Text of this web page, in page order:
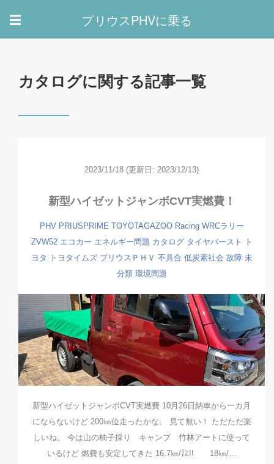
☰ プリウスPHVに乗る
カタログに関する記事一覧
2023/11/18 (更新日: 2023/12/13)
新型ハイゼットジャンボCVT実燃費！
PHV PRIUSPRIME TOYOTAGAZOO Racing WRCラリー
ZVW52 エコカー エネルギー問題 カタログ タイヤバースト
ト
ヨタ
トヨタイムズ プリウスＰＨＶ 不具合 低炭素社会 故障 未
分類 環境問題
新型ハイゼットジャンボCVT実燃費 10月26日納車から一カ月
にならないけど 200㎞位走ったかな。 見て無い！ ただただ楽
しいね。 今は山の柚子採り キャンプ 竹林アートに使って
いるけど 燃費も安定してきた 16.7㎞/㍑!! 18㎞/…